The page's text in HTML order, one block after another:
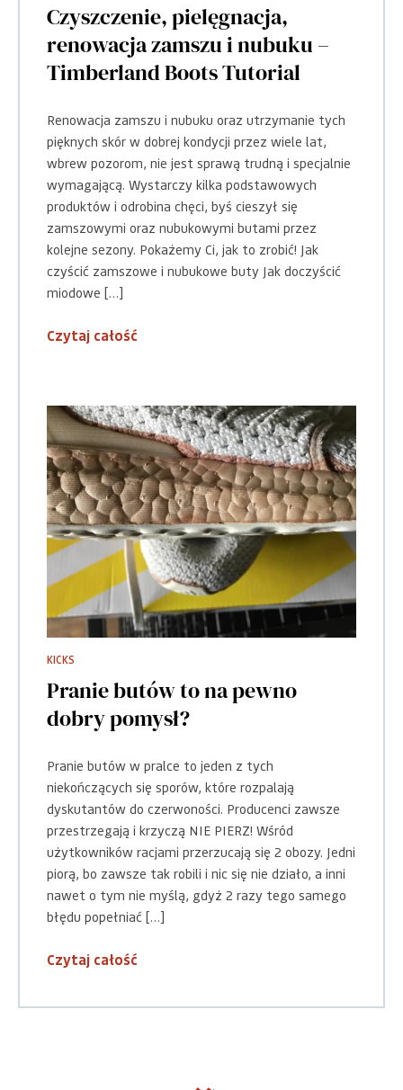
Czyszczenie, pielęgnacja,
renowacja zamszu i nubuku –
Timberland Boots Tutorial
Renowacja zamszu i nubuku oraz utrzymanie tych
pięknych skór w dobrej kondycji przez wiele lat,
wbrew pozorom, nie jest sprawą trudną i specjalnie
wymagającą. Wystarczy kilka podstawowych
produktów i odrobina chęci, byś cieszył się
zamszowymi oraz nubukowymi butami przez
kolejne sezony. Pokażemy Ci, jak to zrobić! Jak
czyścić zamszowe i nubukowe buty Jak doczyścić
miodowe […]
Czytaj całość
KICKS
Pranie butów to na pewno
dobry pomysł?
Pranie butów w pralce to jeden z tych
niekończących się sporów, które rozpalają
dyskutantów do czerwoności. Producenci zawsze
przestrzegają i krzyczą NIE PIERZ! Wśród
użytkowników racjami przerzucają się 2 obozy. Jedni
piorą, bo zawsze tak robili i nic się nie działo, a inni
nawet o tym nie myślą, gdyż 2 razy tego samego
błędu popełniać […]
Czytaj całość